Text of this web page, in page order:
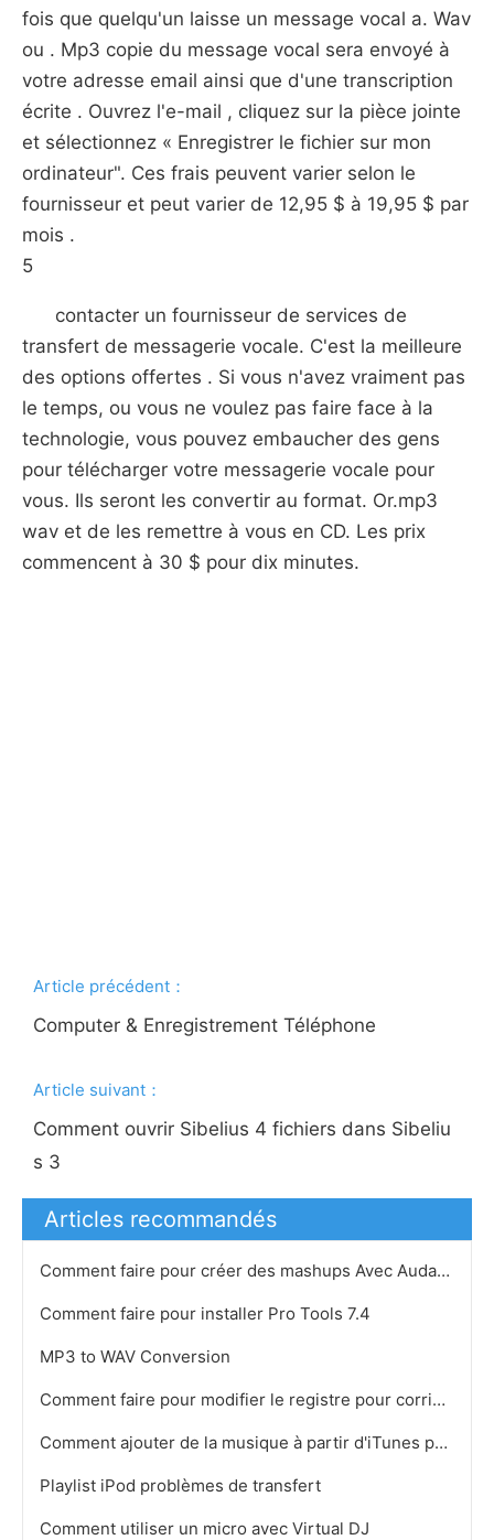
fois que quelqu'un laisse un message vocal a. Wav
ou . Mp3 copie du message vocal sera envoyé à
votre adresse email ainsi que d'une transcription
écrite . Ouvrez l'e-mail , cliquez sur la pièce jointe
et sélectionnez « Enregistrer le fichier sur mon
ordinateur". Ces frais peuvent varier selon le
fournisseur et peut varier de 12,95 $ à 19,95 $ par
mois .
5
contacter un fournisseur de services de
transfert de messagerie vocale. C'est la meilleure
des options offertes . Si vous n'avez vraiment pas
le temps, ou vous ne voulez pas faire face à la
technologie, vous pouvez embaucher des gens
pour télécharger votre messagerie vocale pour
vous. Ils seront les convertir au format. Or.mp3
wav et de les remettre à vous en CD. Les prix
commencent à 30 $ pour dix minutes.
Article précédent：
Computer & Enregistrement Téléphone
Article suivant：
Comment ouvrir Sibelius 4 fichiers dans Sibeliu
s 3
Articles recommandés
Comment faire pour créer des mashups Avec Audacity
Comment faire pour installer Pro Tools 7.4
MP3 to WAV Conversion
Comment faire pour modifier le registre pour corriger les filtres supérieur et inférieur pour iTun…
Comment ajouter de la musique à partir d'iTunes pour Windows Movie Maker
Playlist iPod problèmes de transfert
Comment utiliser un micro avec Virtual DJ